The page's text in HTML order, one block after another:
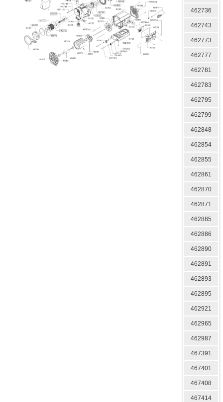
462736
462743
462773
462777
462781
462783
462795
462799
462848
462854
462855
462861
462870
462871
462885
462886
462890
462891
462893
462895
462921
462965
462987
467391
467401
467408
467414